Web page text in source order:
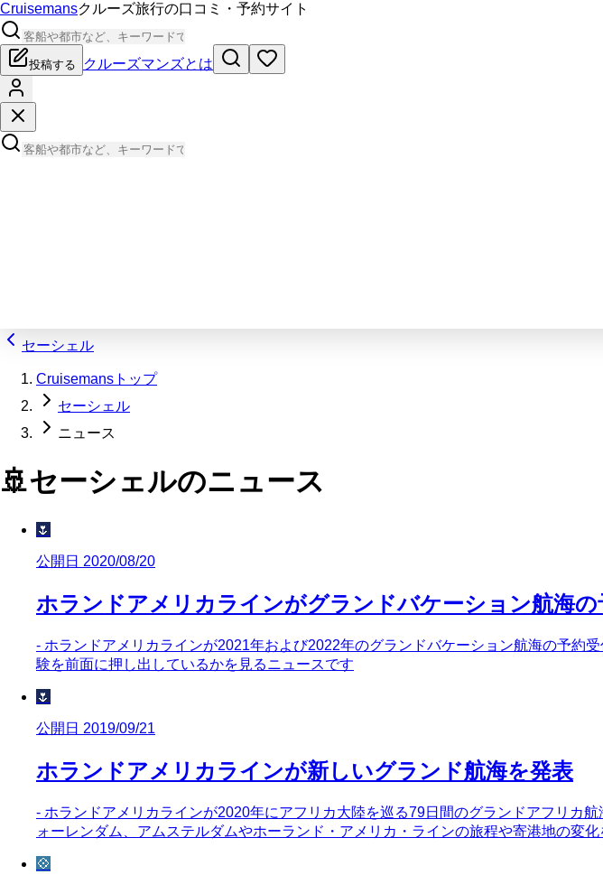
Cruisemansクルーズ旅行の口コミ・予約サイト
投稿する クルーズマンズとは
セーシェル
Cruisemansトップ
セーシェル
ニュース
🚢セーシェルのニュース
🌷
公開日 2020/08/20
ホランドアメリカラインがグランドバケーション航海の
- ホランドアメリカラインが2021年および2022年のグランドバケーション航海の予約
験を前面に押し出しているかを見るニュースです
🌷
公開日 2019/09/21
ホランドアメリカラインが新しいグランド航海を発表
- ホランドアメリカラインが2020年にアフリカ大陸を巡る79日間のグランドアフリカ
ォーレンダム、アムステルダムやホーランド・アメリカ・ラインの旅程や寄港地の変
💠